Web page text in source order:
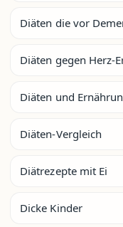
Diäten die vor
Diäten gegen Herz-
Diäten und
Diäten-Vergleich
Diätrezepte mit Ei
Dicke Kinder